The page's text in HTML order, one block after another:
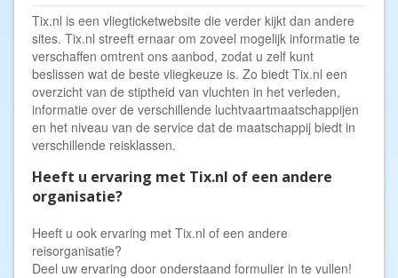
Tix.nl is een vliegticketwebsite die verder kijkt dan andere
sites. Tix.nl streeft ernaar om zoveel mogelijk informatie te
verschaffen omtrent ons aanbod, zodat u zelf kunt
beslissen wat de beste vliegkeuze is. Zo biedt Tix.nl een
overzicht van de stiptheid van vluchten in het verleden,
informatie over de verschillende luchtvaartmaatschappijen
en het niveau van de service dat de maatschappij biedt in
verschillende reisklassen.
Heeft u ervaring met Tix.nl of een andere
organisatie?
Heeft u ook ervaring met Tix.nl of een andere
reisorganisatie?
Deel uw ervaring door onderstaand formulier in te vullen!